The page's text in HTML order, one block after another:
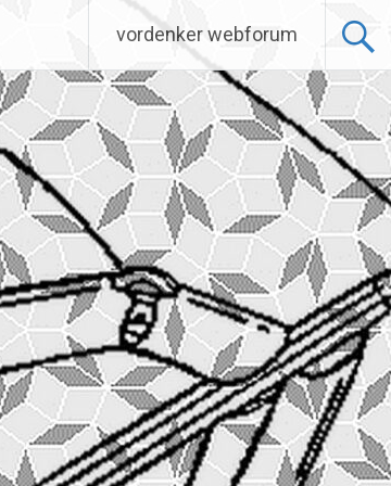
vordenker webforum